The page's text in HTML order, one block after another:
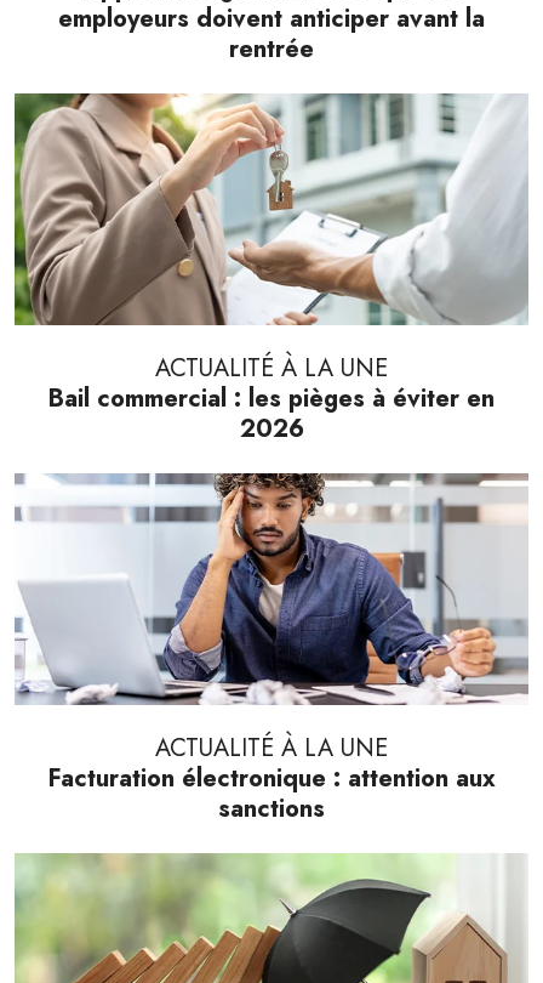
employeurs doivent anticiper avant la
rentrée
ACTUALITÉ À LA UNE
Bail commercial : les pièges à éviter en
2026
ACTUALITÉ À LA UNE
Facturation électronique : attention aux
sanctions